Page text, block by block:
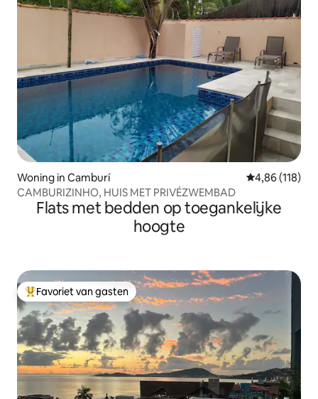
Woning in Camburí Gemiddelde
4,86 (118)
CAMBURIZINHO, HUIS MET PRIVÉZWEMBAD
Flats met bedden op toegankelijke
hoogte
Topfavoriet van gasten
Favoriet van gasten